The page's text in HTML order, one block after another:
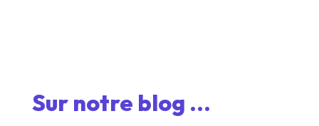
Sur notre blog ...